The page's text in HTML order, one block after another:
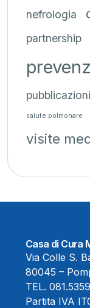
nefrologia
partnership
pubblicazioni
salute polmonare
visite
Casa di Cura
Via Colle S.
80045 –
TEL.
Partita IVA